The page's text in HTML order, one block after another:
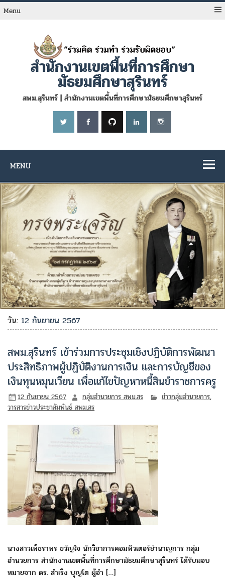
Skip
toMenu
สำนักงานเขตพื้นที่การศึกษา
มัธยมศึกษาสุรินทร์
สพม.สุรินทร์ | สำนักงานเขตพื้นที่การศึกษามัธยมศึกษาสุรินทร์
MENU
วัน:12 กันยายน 2567
สพม.สุรินทร์ เข้าร่วมการประชุมเชิงปฏิบัติการพัฒนา
ประสิทธิภาพผู้ปฏิบัติงานการเงิน และการบัญชีของ
เงินทุนหมุนเวียน เพื่อแก้ไขปัญหาหนี้สินข้าราชการครู
12 กันยายน 2567 กลุ่มอำนวยการ สพม.สร ข่าวกลุ่มอำนวยการ,
วารสารข่าวประชาสัมพันธ์ สพม.สร
นางสาวเพ็ชราพร ขวัญใจ นักวิชาการคอมพิวเตอร์ชำนาญการ กลุ่ม
อำนวยการ สำนักงานเขตพื้นที่การศึกษามัธยมศึกษาสุรินทร์ ได้รับมอบ
หมายจาก ดร. สำเริง บุญโต ผู้อำ […]